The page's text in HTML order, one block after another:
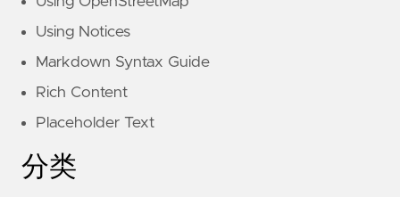
Using Notices
Markdown Syntax Guide
Rich Content
Placeholder Text
分类